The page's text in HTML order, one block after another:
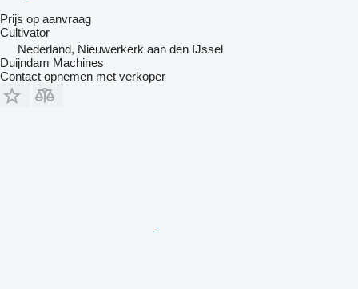
Prijs op aanvraag
Cultivator
Nederland, Nieuwerkerk aan den IJssel
Duijndam Machines
Contact opnemen met verkoper